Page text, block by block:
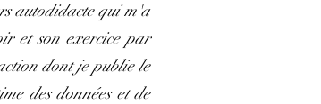
autodidacte qui m'a
et son exercice par
dont je publie le
des données et de